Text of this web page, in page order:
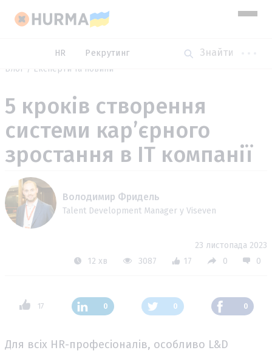
HR
Рекрутинг
Блог
Експерти та новини
5 кроків створення
системи карʼєрного
зростання в IT компанії
Володимир Фридель
Talent Development Manager у Viseven
23 листопада 2023
12 хв
3087 17 0 0
17 0 0 0
Для всіх HR-професіоналів, особливо L&D